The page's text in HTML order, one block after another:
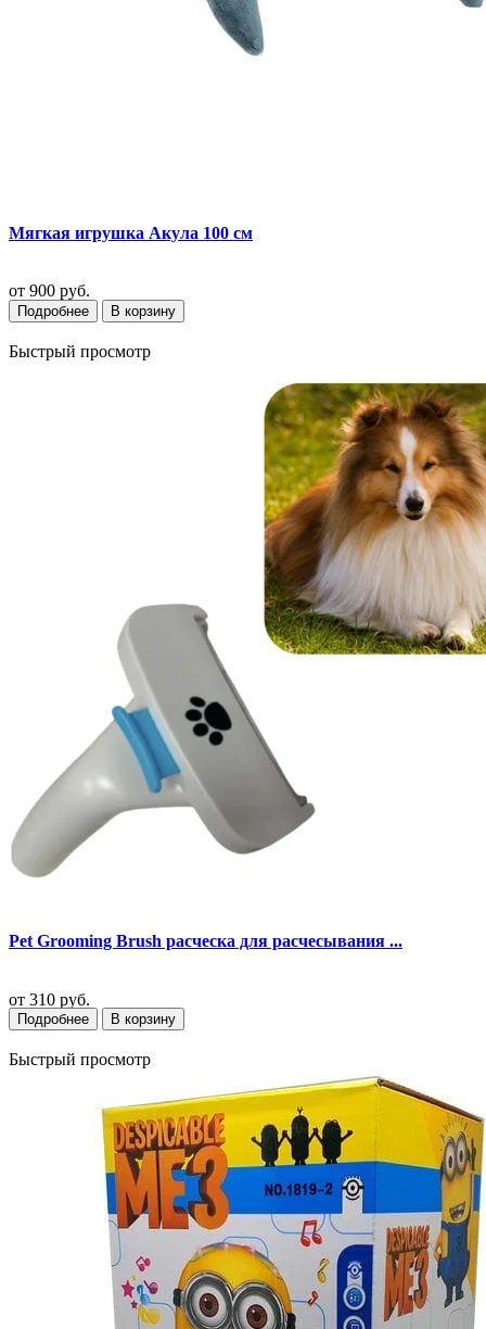
Мягкая игрушка Акула 100 см
от 900 руб.
Подробнее В корзину
Быстрый просмотр
Pet Grooming Brush расческа для расчесывания ...
от 310 руб.
Подробнее В корзину
Быстрый просмотр